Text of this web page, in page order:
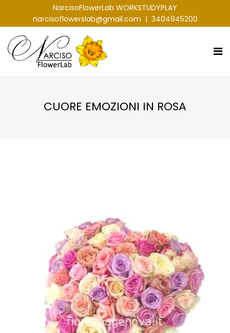
NarcisoFlowerLab WORKSTUDYPLAY
narcisoflowerslab@gmail.com | 3404945200
CUORE EMOZIONI IN ROSA